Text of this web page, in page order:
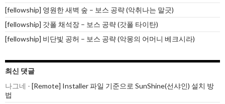
[fellowship] 영원한 새벽 숲 – 보스 공략 (악취나는 말긋)
[fellowship] 갓폴 채석장 – 보스 공략 (갓폴 타이탄)
[fellowship] 비단빛 공허 – 보스 공략 (악몽의 어머니 베크시라)
최신 댓글
나그네 - [Remote] Installer 파일 기준으로 SunShine(선샤인) 설치 방
법